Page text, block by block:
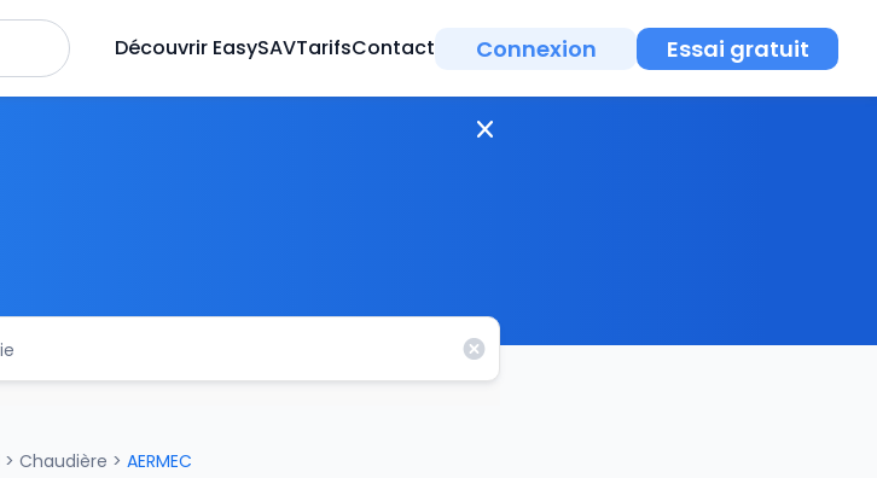
Découvrir EasySAVTarifsContact Connexion Essai gratuit
> Chaudière > AERMEC